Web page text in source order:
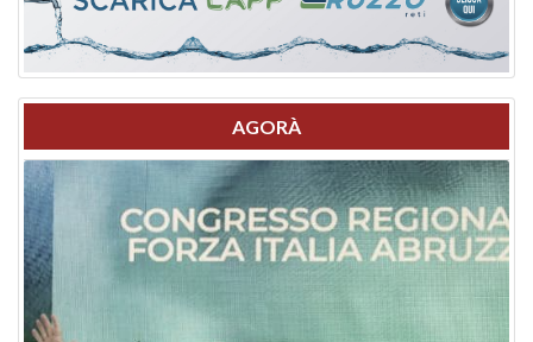
AGORÀ